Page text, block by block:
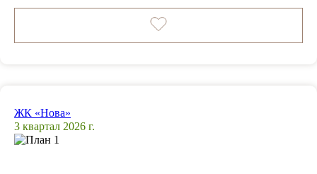
ЖК «Нова»
3 квартал 2026 г.